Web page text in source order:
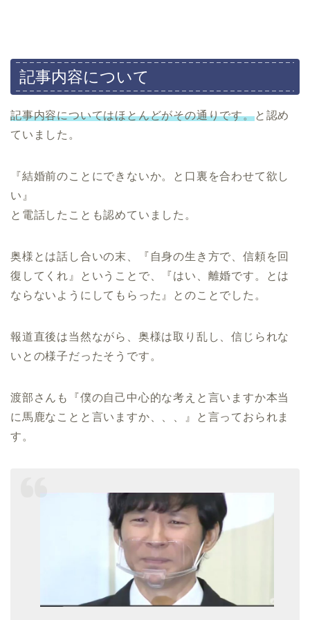
記事内容について
記事内容についてはほとんどがその通りです。と認め
ていました。
『結婚前のことにできないか。と口裏を合わせて欲し
い』
と電話したことも認めていました。
奥様とは話し合いの末、『自身の生き方で、信頼を回
復してくれ』ということで、『はい、離婚です。とは
ならないようにしてもらった』とのことでした。
報道直後は当然ながら、奥様は取り乱し、信じられな
いとの様子だったそうです。
渡部さんも『僕の自己中心的な考えと言いますか本当
に馬鹿なことと言いますか、、、』と言っておられま
す。